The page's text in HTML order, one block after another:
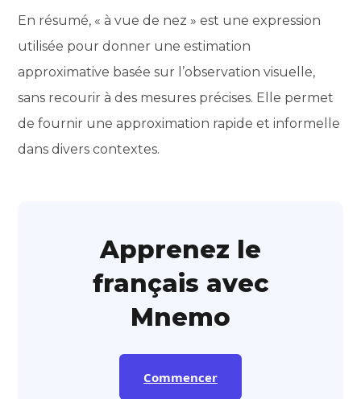
En résumé, « à vue de nez » est une expression
utilisée pour donner une estimation
approximative basée sur l’observation visuelle,
sans recourir à des mesures précises. Elle permet
de fournir une approximation rapide et informelle
dans divers contextes.
Apprenez le
français avec
Mnemo
Commencer